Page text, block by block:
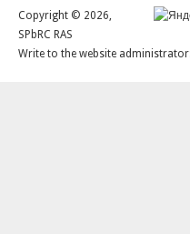
Copyright © 2026,
SPbRC RAS
Write to the website